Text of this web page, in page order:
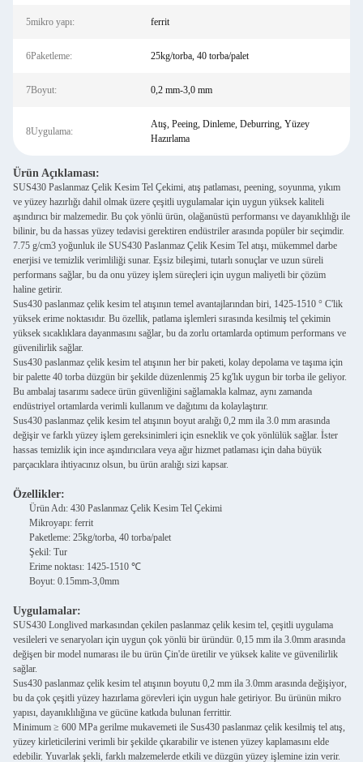
5mikro yapı: ferrit
6Paketleme: 25kg/torba, 40 torba/palet
7Boyut: 0,2 mm-3,0 mm
8Uygulama:
Atış, Peeing, Dinleme, Deburring, Yüzey
Hazırlama
Ürün Açıklaması:
SUS430 Paslanmaz Çelik Kesim Tel Çekimi, atış patlaması, peening, soyunma, yıkım
ve yüzey hazırlığı dahil olmak üzere çeşitli uygulamalar için uygun yüksek kaliteli
aşındırıcı bir malzemedir. Bu çok yönlü ürün, olağanüstü performansı ve dayanıklılığı ile
bilinir, bu da hassas yüzey tedavisi gerektiren endüstriler arasında popüler bir seçimdir.
7.75 g/cm3 yoğunluk ile SUS430 Paslanmaz Çelik Kesim Tel atışı, mükemmel darbe
enerjisi ve temizlik verimliliği sunar. Eşsiz bileşimi, tutarlı sonuçlar ve uzun süreli
performans sağlar, bu da onu yüzey işlem süreçleri için uygun maliyetli bir çözüm
haline getirir.
Sus430 paslanmaz çelik kesim tel atışının temel avantajlarından biri, 1425-1510 ° C'lik
yüksek erime noktasıdır. Bu özellik, patlama işlemleri sırasında kesilmiş tel çekimin
yüksek sıcaklıklara dayanmasını sağlar, bu da zorlu ortamlarda optimum performans ve
güvenilirlik sağlar.
Sus430 paslanmaz çelik kesim tel atışının her bir paketi, kolay depolama ve taşıma için
bir palette 40 torba düzgün bir şekilde düzenlenmiş 25 kg'lık uygun bir torba ile geliyor.
Bu ambalaj tasarımı sadece ürün güvenliğini sağlamakla kalmaz, aynı zamanda
endüstriyel ortamlarda verimli kullanım ve dağıtımı da kolaylaştırır.
Sus430 paslanmaz çelik kesim tel atışının boyut aralığı 0,2 mm ila 3.0 mm arasında
değişir ve farklı yüzey işlem gereksinimleri için esneklik ve çok yönlülük sağlar. İster
hassas temizlik için ince aşındırıcılara veya ağır hizmet patlaması için daha büyük
parçacıklara ihtiyacınız olsun, bu ürün aralığı sizi kapsar.
Özellikler:
Ürün Adı: 430 Paslanmaz Çelik Kesim Tel Çekimi
Mikroyapı: ferrit
Paketleme: 25kg/torba, 40 torba/palet
Şekil: Tur
Erime noktası: 1425-1510 ℃
Boyut: 0.15mm-3,0mm
Uygulamalar:
SUS430 Longlived markasından çekilen paslanmaz çelik kesim tel, çeşitli uygulama
vesileleri ve senaryoları için uygun çok yönlü bir üründür. 0,15 mm ila 3.0mm arasında
değişen bir model numarası ile bu ürün Çin'de üretilir ve yüksek kalite ve güvenilirlik
sağlar.
Sus430 paslanmaz çelik kesim tel atışının boyutu 0,2 mm ila 3.0mm arasında değişiyor,
bu da çok çeşitli yüzey hazırlama görevleri için uygun hale getiriyor. Bu ürünün mikro
yapısı, dayanıklılığına ve gücüne katkıda bulunan ferrittir.
Minimum ≥ 600 MPa gerilme mukavemeti ile Sus430 paslanmaz çelik kesilmiş tel atış,
yüzey kirleticilerini verimli bir şekilde çıkarabilir ve istenen yüzey kaplamasını elde
edebilir. Yuvarlak şekli, farklı malzemelerde etkili ve düzgün yüzey işlemine izin verir.